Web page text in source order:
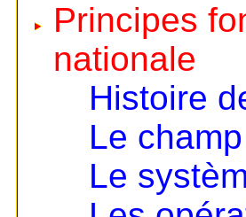
Principes
nationale
Histoire
Le
Le